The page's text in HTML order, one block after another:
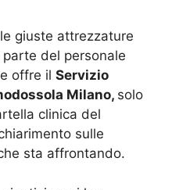
giuste attrezzature
del personale
offre il Servizio
Milano, solo
clinica del
sulle
sta affrontando.